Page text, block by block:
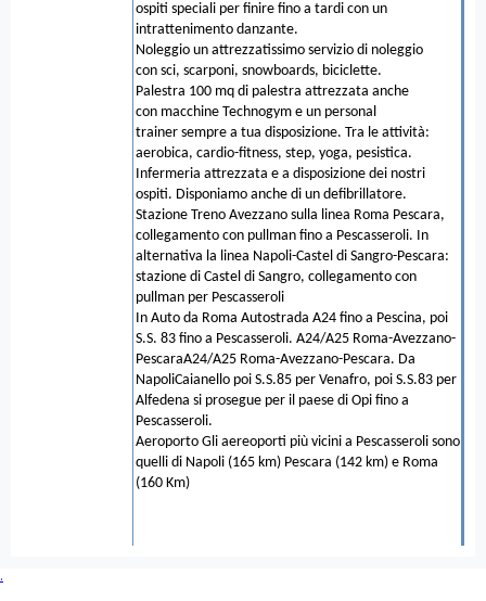
ospiti speciali per finire fino a tardi con un
intrattenimento danzante.
Noleggio un attrezzatissimo servizio di noleggio
con sci, scarponi, snowboards, biciclette.
Palestra 100 mq di palestra attrezzata anche
con macchine Technogym e un personal
trainer sempre a tua disposizione. Tra le attività:
aerobica, cardio-fitness, step, yoga, pesistica.
Infermeria attrezzata e a disposizione dei nostri
ospiti. Disponiamo anche di un defibrillatore.
Stazione Treno Avezzano sulla linea Roma Pescara,
collegamento con pullman fino a Pescasseroli. In
alternativa la linea Napoli-Castel di Sangro-Pescara:
stazione di Castel di Sangro, collegamento con
pullman per Pescasseroli
In Auto da Roma Autostrada A24 fino a Pescina, poi
S.S. 83 fino a Pescasseroli. A24/A25 Roma-Avezzano-
PescaraA24/A25 Roma-Avezzano-Pescara. Da
NapoliCaianello poi S.S.85 per Venafro, poi S.S.83 per
Alfedena si prosegue per il paese di Opi fino a
Pescasseroli.
Aeroporto Gli aereoporti più vicini a Pescasseroli sono
quelli di Napoli (165 km) Pescara (142 km) e Roma
(160 Km)
.